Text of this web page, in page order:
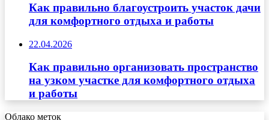
Как правильно благоустроить участок дачи
для комфортного отдыха и работы
22.04.2026
Как правильно организовать пространство
на узком участке для комфортного отдыха
и работы
Облако меток